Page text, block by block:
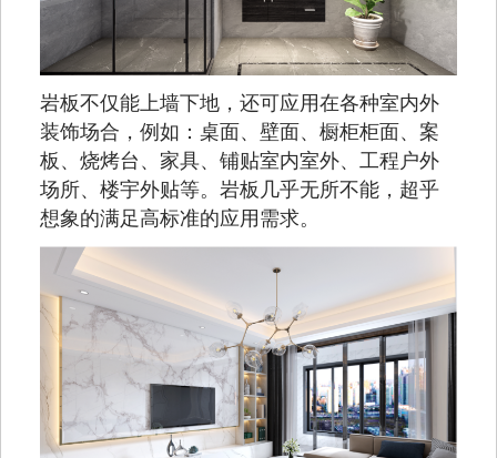
岩板不仅能上墙下地，还可应用在各种室内外
装饰场合，例如：桌面、壁面、橱柜柜面、案
板、烧烤台、家具、铺贴室内室外、工程户外
场所、楼宇外贴等。岩板几乎无所不能，超乎
想象的满足高标准的应用需求。